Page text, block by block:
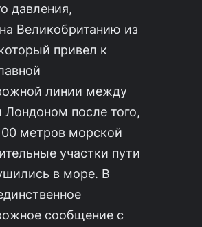
давления,
Великобританию из
привел к
линии между
после того,
метров морской
участки пути
в море. В
сообщение с